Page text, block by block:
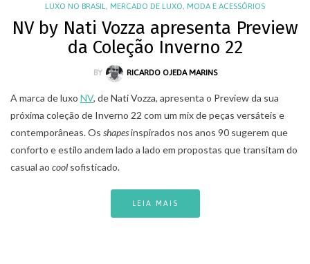
LUXO NO BRASIL, MERCADO DE LUXO, MODA E ACESSÓRIOS
NV by Nati Vozza apresenta Preview
da Coleção Inverno 22
BY RICARDO OJEDA MARINS
A marca de luxo NV, de Nati Vozza, apresenta o Preview da sua
próxima coleção de Inverno 22 com um mix de peças versáteis e
contemporâneas. Os shapesinspirados nos anos 90 sugerem que
conforto e estilo andem lado a lado em propostas que transitam do
casual ao cool sofisticado.
LEIA MAIS